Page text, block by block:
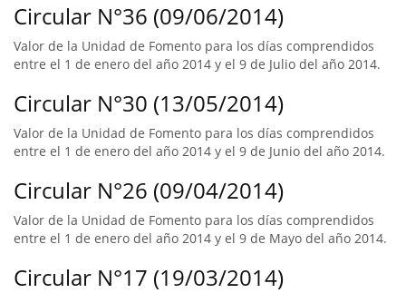
Circular N°36 (09/06/2014)
Valor de la Unidad de Fomento para los días comprendidos
entre el 1 de enero del año 2014 y el 9 de Julio del año 2014.
Circular N°30 (13/05/2014)
Valor de la Unidad de Fomento para los días comprendidos
entre el 1 de enero del año 2014 y el 9 de Junio del año 2014.
Circular N°26 (09/04/2014)
Valor de la Unidad de Fomento para los días comprendidos
entre el 1 de enero del año 2014 y el 9 de Mayo del año 2014.
Circular N°17 (19/03/2014)